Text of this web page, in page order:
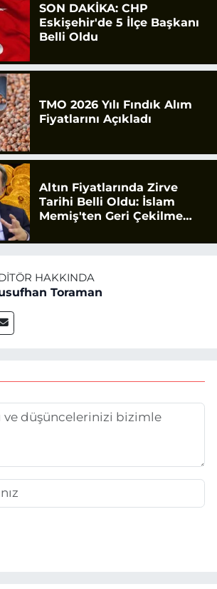
SON DAKİKA: CHP
Eskişehir'de 5 İlçe Başkanı
Belli Oldu
TMO 2026 Yılı Fındık Alım
Fiyatlarını Açıkladı
Altın Fiyatlarında Zirve
Tarihi Belli Oldu: İslam
Memiş'ten Geri Çekilme
HAKKINDA
Toraman